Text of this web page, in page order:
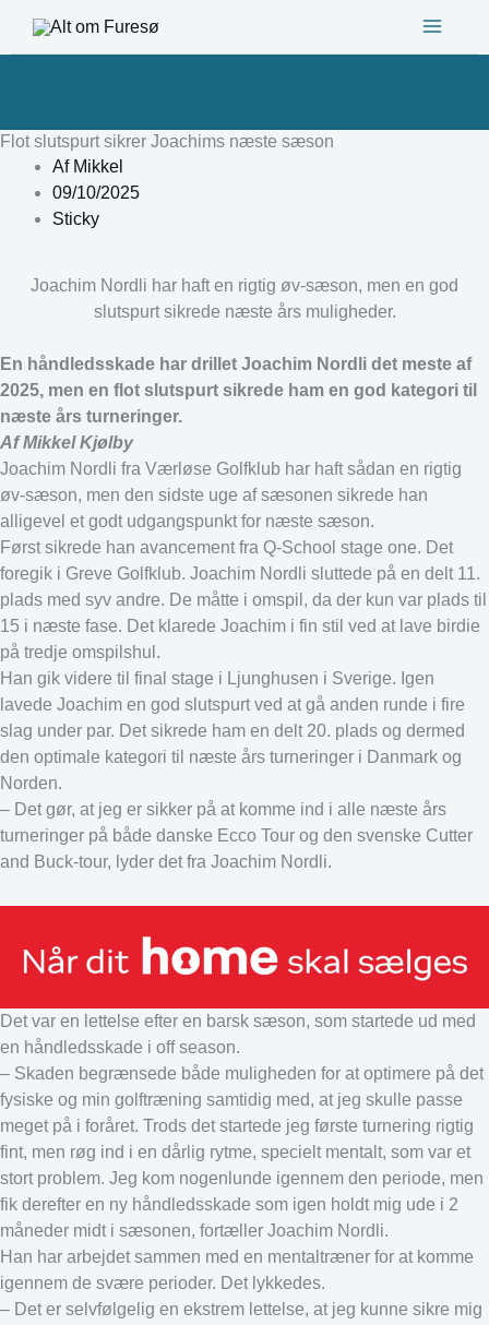
Flot slutspurt sikrer Joachims næste sæson
AfMikkel
09/10/2025
Sticky
Joachim Nordli har haft en rigtig øv-sæson, men en god
slutspurt sikrede næste års muligheder.
En håndledsskade har drillet Joachim Nordli det meste af
2025, men en flot slutspurt sikrede ham en god kategori til
næste års turneringer.
Af Mikkel Kjølby
Joachim Nordli fra Værløse Golfklub har haft sådan en rigtig
øv-sæson, men den sidste uge af sæsonen sikrede han
alligevel et godt udgangspunkt for næste sæson.
Først sikrede han avancement fra Q-School stage one. Det
foregik i Greve Golfklub. Joachim Nordli sluttede på en delt 11.
plads med syv andre. De måtte i omspil, da der kun var plads til
15 i næste fase. Det klarede Joachim i fin stil ved at lave birdie
på tredje omspilshul.
Han gik videre til final stage i Ljunghusen i Sverige. Igen
lavede Joachim en god slutspurt ved at gå anden runde i fire
slag under par. Det sikrede ham en delt 20. plads og dermed
den optimale kategori til næste års turneringer i Danmark og
Norden.
– Det gør, at jeg er sikker på at komme ind i alle næste års
turneringer på både danske Ecco Tour og den svenske Cutter
and Buck-tour, lyder det fra Joachim Nordli.
Det var en lettelse efter en barsk sæson, som startede ud med
en håndledsskade i off season.
– Skaden begrænsede både muligheden for at optimere på det
fysiske og min golftræning samtidig med, at jeg skulle passe
meget på i foråret. Trods det startede jeg første turnering rigtig
fint, men røg ind i en dårlig rytme, specielt mentalt, som var et
stort problem. Jeg kom nogenlunde igennem den periode, men
fik derefter en ny håndledsskade som igen holdt mig ude i 2
måneder midt i sæsonen, fortæller Joachim Nordli.
Han har arbejdet sammen med en mentaltræner for at komme
igennem de svære perioder. Det lykkedes.
– Det er selvfølgelig en ekstrem lettelse, at jeg kunne sikre mig